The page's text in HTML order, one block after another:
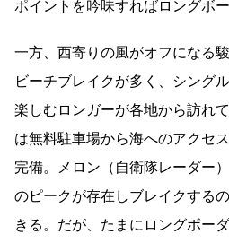
ポイントを吟味すればロングボ
一方、西寄りの風がオフになる
ビーチブレイクが多く、シング
楽しむロンガーが各地から訪れ
は無料駐車場から海へのアクセ
完備。メロン（自衛隊レーダー
のピークが存在しブレイクする
きる。だが、たまにロングボー